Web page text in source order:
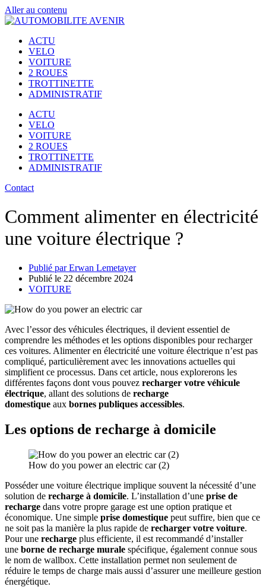
Aller au contenu
ACTU
VELO
VOITURE
2 ROUES
TROTTINETTE
ADMINISTRATIF
ACTU
VELO
VOITURE
2 ROUES
TROTTINETTE
ADMINISTRATIF
Contact
Comment alimenter en électricité
une voiture électrique ?
Publié parErwan Lemetayer
Publié le 22 décembre 2024
VOITURE
Avec l’essor des véhicules électriques, il devient essentiel de
comprendre les méthodes et les options disponibles pour recharger
ces voitures. Alimenter en électricité une voiture électrique n’est pas
compliqué, particulièrement avec les innovations actuelles qui
simplifient ce processus. Dans cet article, nous explorerons les
différentes façons dont vous pouvez recharger votre véhicule
électrique, allant des solutions de recharge
domestique aux bornes publiques accessibles.
Les options de recharge à domicile
How do you power an electric car (2)
Posséder une voiture électrique implique souvent la nécessité d’une
solution de recharge à domicile. L’installation d’une prise de
recharge dans votre propre garage est une option pratique et
économique. Une simple prise domestique peut suffire, bien que ce
ne soit pas la manière la plus rapide de recharger votre voiture.
Pour une recharge plus efficiente, il est recommandé d’installer
une borne de recharge murale spécifique, également connue sous
le nom de wallbox. Cette installation permet non seulement de
réduire le temps de charge mais aussi d’assurer une meilleure gestion
énergétique.